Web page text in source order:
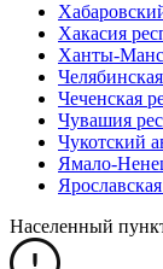
Хакасия
Ханты-
Чеченская
Чувашия
Чукотский
Ямало-
Населенный